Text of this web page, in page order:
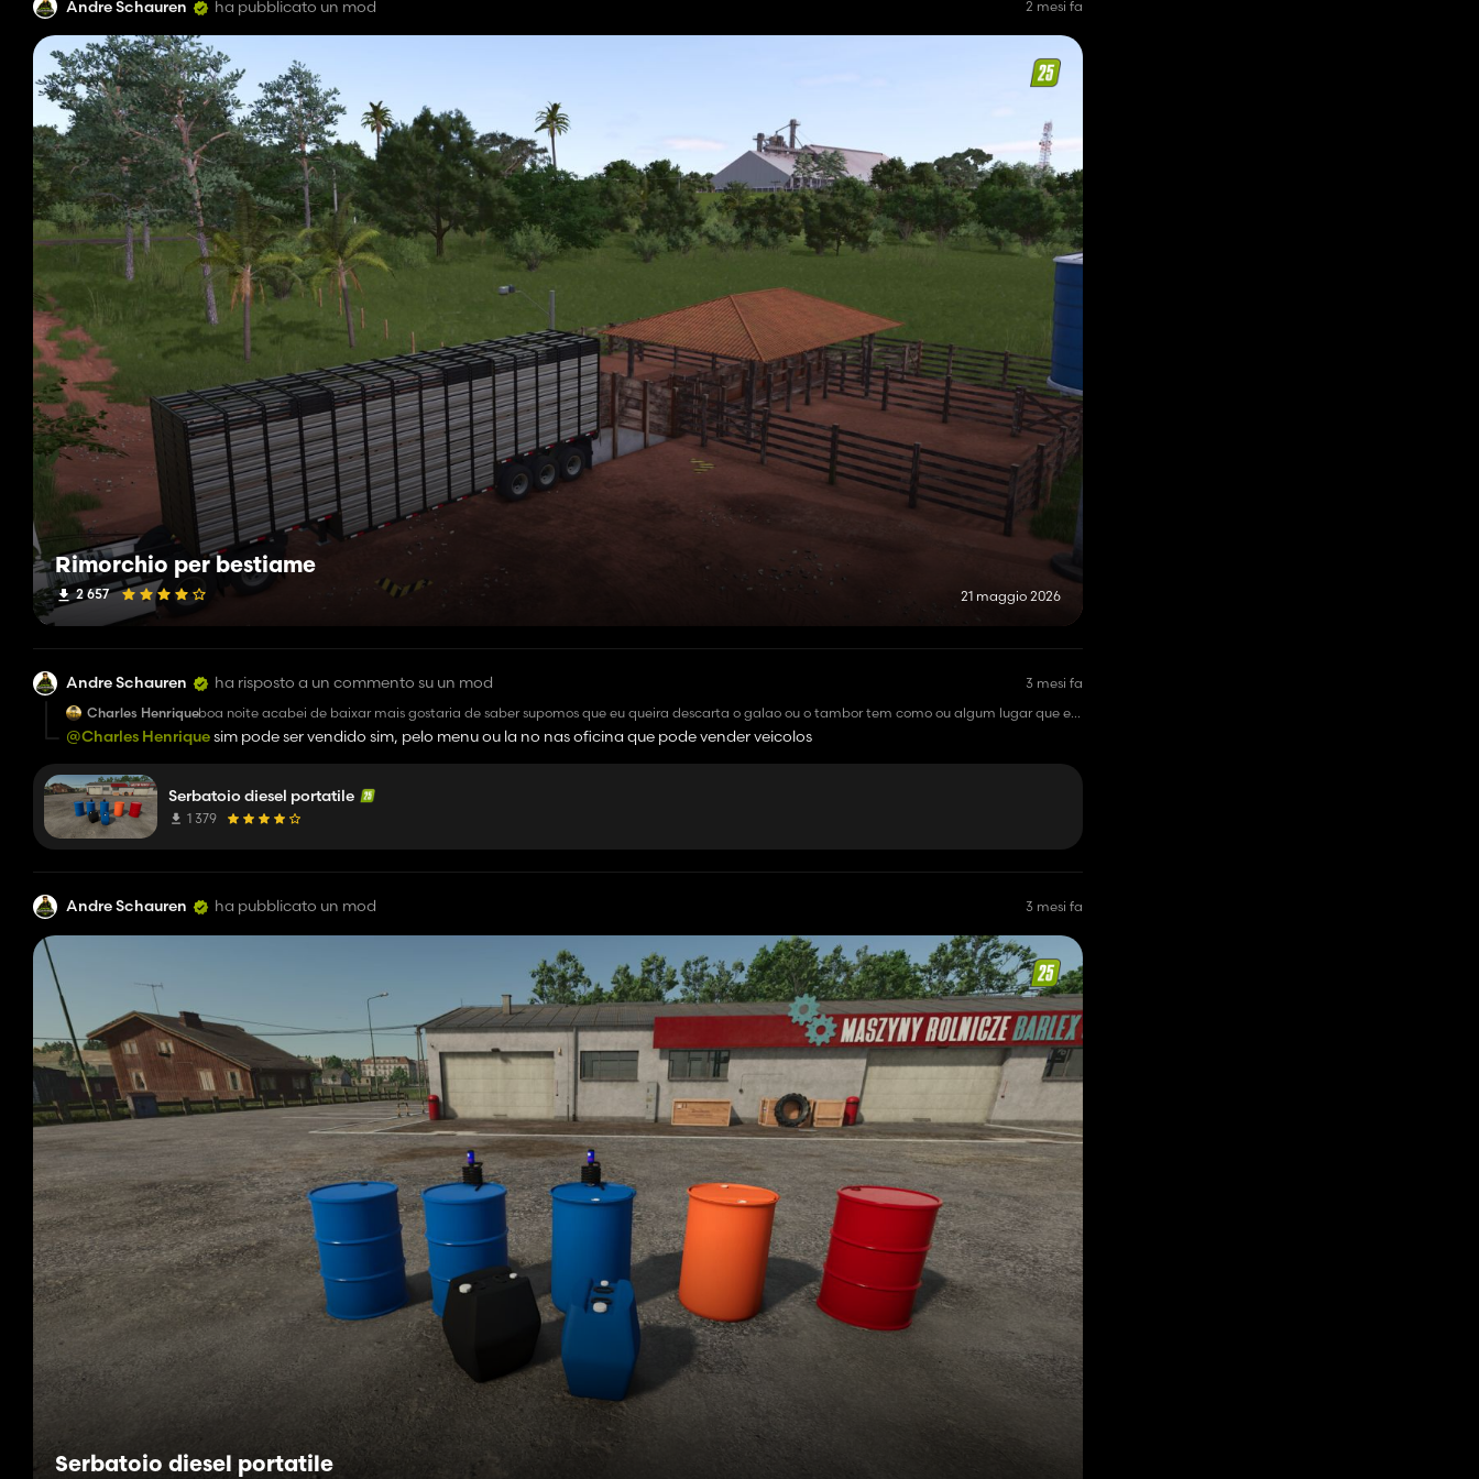
Andre Schauren ha pubblicato un mod 2 mesi fa
Rimorchio per bestiame
2 657 21 maggio 2026
Andre Schauren ha risposto a un commento su un mod
3 mesi fa
Charles Henriqueboa noite acabei de baixar mais gostaria de saber supomos que eu queira descarta o galao ou o tambor tem como ou algum lugar que eu
venda ele
@Charles Henriquesim pode ser vendido sim, pelo menu ou la no nas oficina que pode vender veicolos
Serbatoio diesel portatile
1 379
Andre Schauren ha pubblicato un mod 3 mesi fa
Serbatoio diesel portatile